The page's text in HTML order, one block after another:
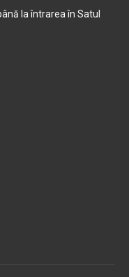
la întrarea în Satul